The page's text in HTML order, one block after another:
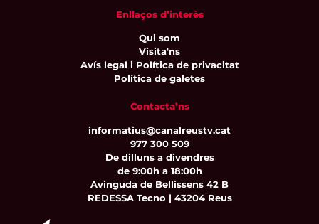
Enllaços d’interès
Qui som
Visita'ns
Avís legal i Política de privacitat
Política de galetes
Contacta’ns
informatius@canalreustv.cat
977 300 509
De dilluns a divendres
de 9:00h a 18:00h
Avinguda de Bellissens 42 B
REDESSA Tecno | 43204 Reus